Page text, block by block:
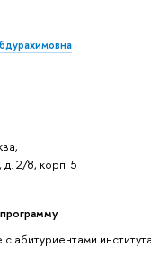
2/8, корп. 5
абитуриентами